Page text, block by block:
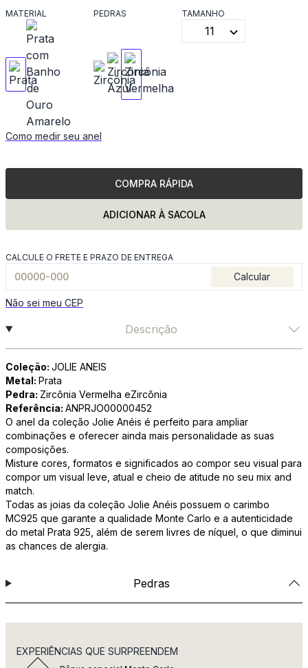
MATERIAL PEDRAS TAMANHO
11
Como medir seu anel
COMPRA RÁPIDA
ADICIONAR À SACOLA
CALCULE O FRETE E PRAZO DE ENTREGA
Calcular
Não sei meu CEP
Descrição
Coleção: JOLIE ANEIS
Metal: Prata
Pedra: Zircônia Vermelha eZircônia
Referência: ANPRJO00000452
O anel da coleção Jolie Anéis é perfeito para ampliar
combinações e oferecer ainda mais personalidade as suas
composições.
Misture cores, formatos e significados ao compor seu visual para
compor um visual leve, atual e cheio de atitude no seu mix and
match.
Todas as joias da coleção Jolie Anéis possuem o carimbo
MC925 que garante a qualidade Monte Carlo e a autenticidade
do metal Prata 925, além de serem livres de níquel, o que diminui
as chances de alergia.
Pedras
EXPERIÊNCIAS QUE SURPREENDEM